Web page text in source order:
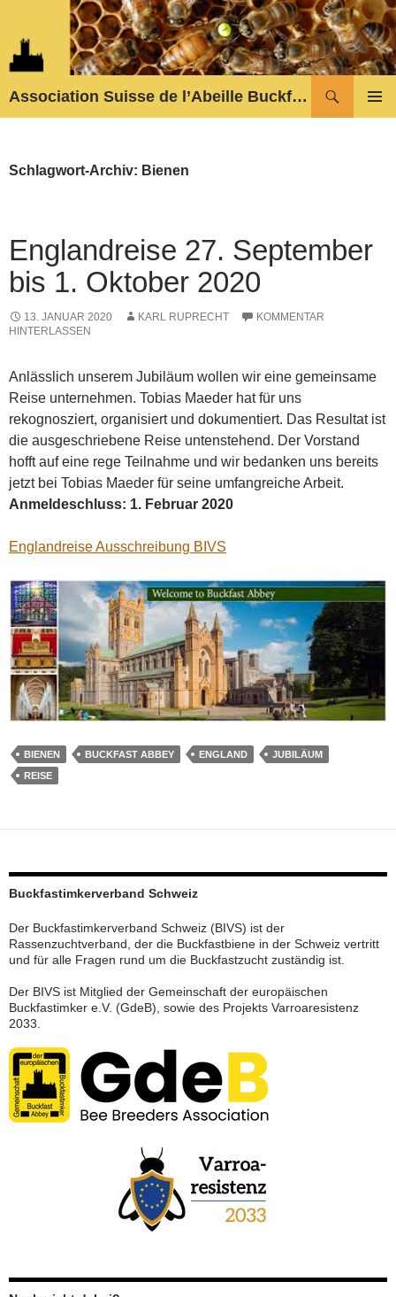
springen
Association Suisse de l’Abeille Buckfast
Schlagwort-Archiv: Bienen
Englandreise 27. September
bis 1. Oktober 2020
13. JANUAR 2020 KARL RUPRECHT
KOMMENTAR
HINTERLASSEN
Anlässlich unserem Jubiläum wollen wir eine gemeinsame
Reise unternehmen. Tobias Maeder hat für uns
rekognosziert, organisiert und dokumentiert. Das Resultat ist
die ausgeschriebene Reise untenstehend. Der Vorstand
hofft auf eine rege Teilnahme und wir bedanken uns bereits
jetzt bei Tobias Maeder für seine umfangreiche Arbeit.
Anmeldeschluss: 1. Februar 2020
Englandreise Ausschreibung BIVS
BIENEN BUCKFAST ABBEY ENGLAND
JUBILÄUM
REISE
Buckfastimkerverband Schweiz
Der Buckfastimkerverband Schweiz (BIVS) ist der
Rassenzuchtverband, der die Buckfastbiene in der Schweiz vertritt
und für alle Fragen rund um die Buckfastzucht zuständig ist.
Der BIVS ist Mitglied der Gemeinschaft der europäischen
Buckfastimker e.V. (GdeB), sowie des Projekts Varroaresistenz
2033.